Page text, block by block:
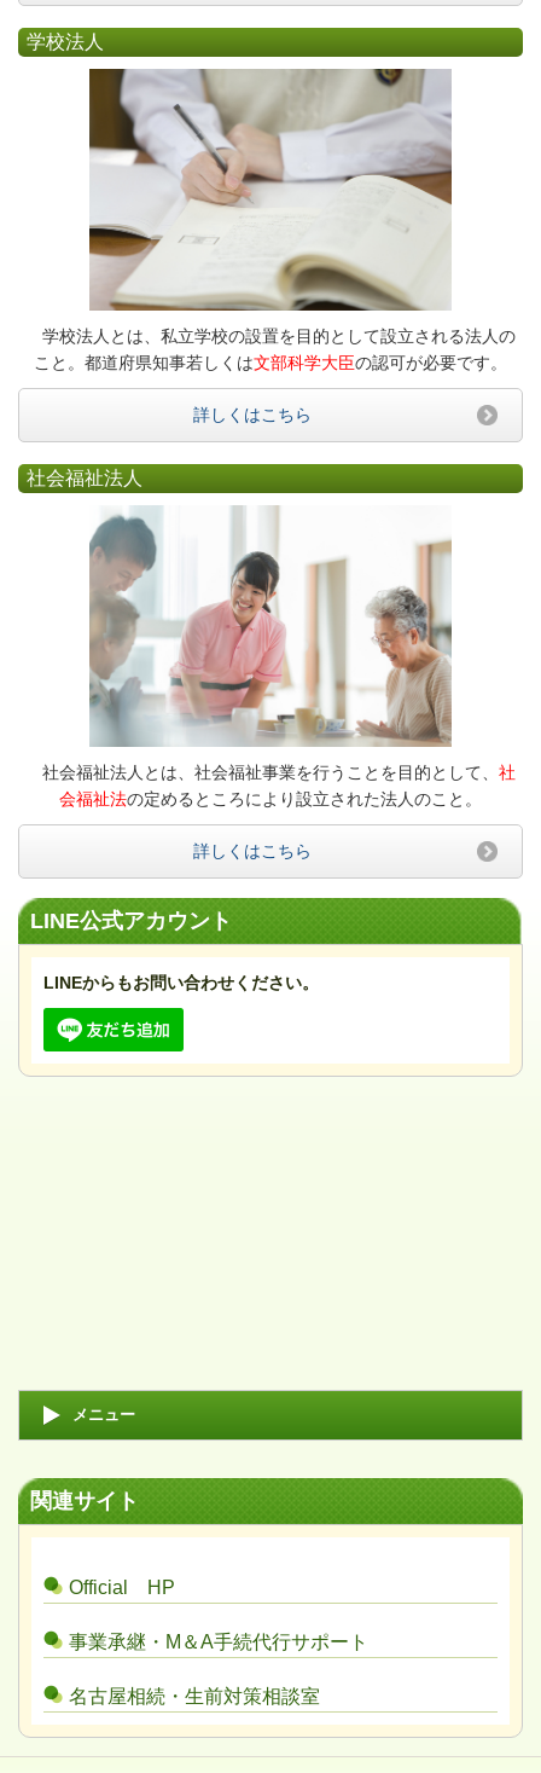
学校法人
学校法人とは、私立学校の設置を目的として設立される法人の
こと。都道府県知事若しくは文部科学大臣の認可が必要です。
詳しくはこちら
社会福祉法人
社会福祉法人とは、社会福祉事業を行うことを目的として、 社
会福祉法の定めるところにより設立された法人のこと。
詳しくはこちら
LINE公式アカウント
LINEからもお問い合わせください。
メニュー
関連サイト
Official HP
事業承継・M＆A手続代行サポート
名古屋相続・生前対策相談室